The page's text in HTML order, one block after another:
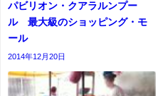
パビリオン・クアラルンプー
ル 最大級のショッピング・モ
ール
2014年12月20日